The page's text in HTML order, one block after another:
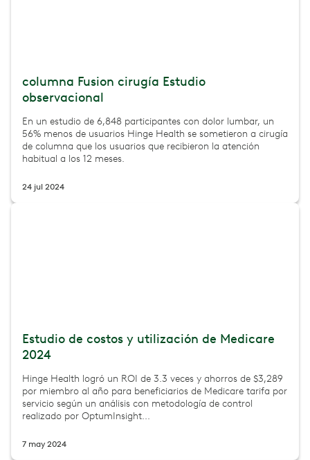
columna Fusion cirugía Estudio
observacional
En un estudio de 6,848 participantes con dolor lumbar, un
56% menos de usuarios Hinge Health se sometieron a cirugía
de columna que los usuarios que recibieron la atención
habitual a los 12 meses.
24 jul 2024
Estudio de costos y utilización de Medicare
2024
Hinge Health logró un ROI de 3.3 veces y ahorros de $3,289
por miembro al año para beneficiarios de Medicare tarifa por
servicio según un análisis con metodología de control
realizado por OptumInsight...
7 may 2024